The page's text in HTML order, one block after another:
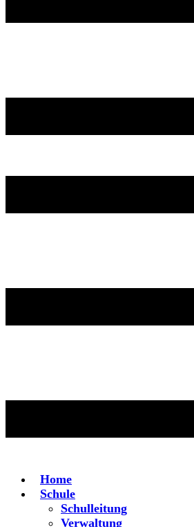
Home
Schule
Schulleitung
Verwaltung